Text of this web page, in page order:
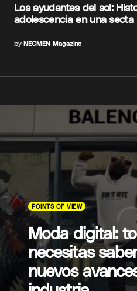
Los ayudantes del sol:
adolescencia en una
by NEOMEN Magazine
POINTS OF VIEW
Moda digital:
necesitas
nuevos